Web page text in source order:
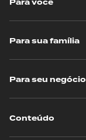
Para você
Para sua família
Para seu negócio
Conteúdo